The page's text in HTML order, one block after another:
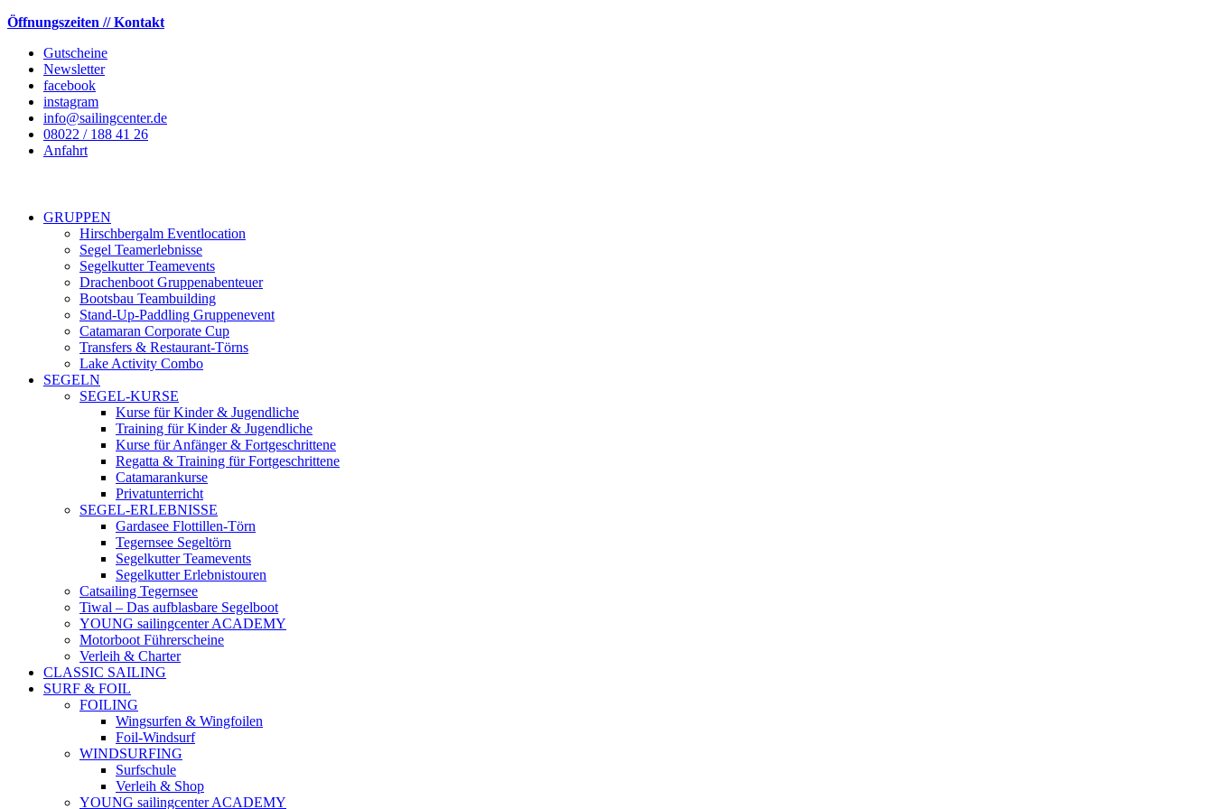
Öffnungszeiten // Kontakt
Gutscheine
Newsletter
facebook
instagram
info@sailingcenter.de
08022 / 188 41 26
Anfahrt
GRUPPEN
Hirschbergalm Eventlocation
Segel Teamerlebnisse
Segelkutter Teamevents
Drachenboot Gruppenabenteuer
Bootsbau Teambuilding
Stand-Up-Paddling Gruppenevent
Catamaran Corporate Cup
Transfers & Restaurant-Törns
Lake Activity Combo
SEGELN
SEGEL-KURSE
Kurse für Kinder & Jugendliche
Training für Kinder & Jugendliche
Kurse für Anfänger & Fortgeschrittene
Regatta & Training für Fortgeschrittene
Catamarankurse
Privatunterricht
SEGEL-ERLEBNISSE
Gardasee Flottillen-Törn
Tegernsee Segeltörn
Segelkutter Teamevents
Segelkutter Erlebnistouren
Catsailing Tegernsee
Tiwal – Das aufblasbare Segelboot
YOUNG sailingcenter ACADEMY
Motorboot Führerscheine
Verleih & Charter
CLASSIC SAILING
SURF & FOIL
FOILING
Wingsurfen & Wingfoilen
Foil-Windsurf
WINDSURFING
Surfschule
Verleih & Shop
YOUNG sailingcenter ACADEMY